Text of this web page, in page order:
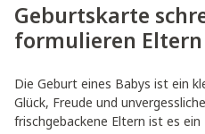
Geburtskarte
formulieren
Die Geburt eines Babys ist ein
Glück, Freude und
frischgebackene Eltern ist es